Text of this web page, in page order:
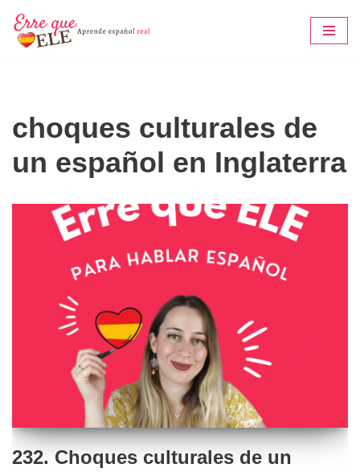
Saltar
choques culturales de
un español en Inglaterra
232. Choques culturales de un